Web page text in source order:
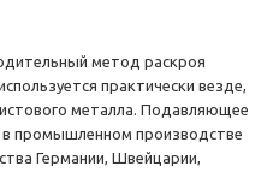
метод раскроя
практически везде,
металла. Подавляющее
промышленном производстве
Германии, Швейцарии,